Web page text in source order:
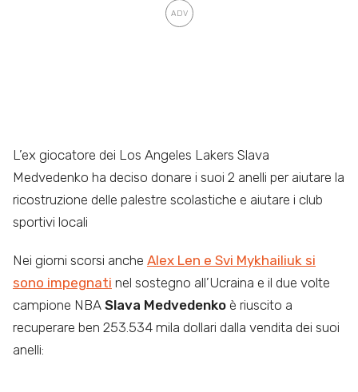
L’ex giocatore dei Los Angeles Lakers Slava
Medvedenko ha deciso donare i suoi 2 anelli per aiutare la
ricostruzione delle palestre scolastiche e aiutare i club
sportivi locali
Nei giorni scorsi anche Alex Len e Svi Mykhailiuk si
sono impegnati nel sostegno all’Ucraina e il due volte
campione NBA Slava Medvedenko è riuscito a
recuperare ben 253.534 mila dollari dalla vendita dei suoi
anelli: